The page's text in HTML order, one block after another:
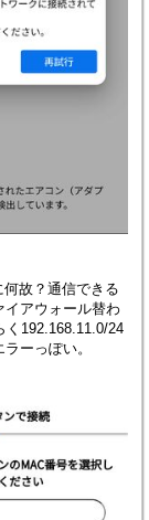
故？通信できる
イアウォール替わ
く192.168.11.0/24
ーっぽい。